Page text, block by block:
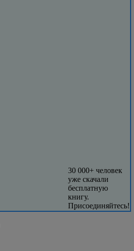
30 000+ человек
уже скачали
бесплатную
книгу.
Присоединяйтесь!